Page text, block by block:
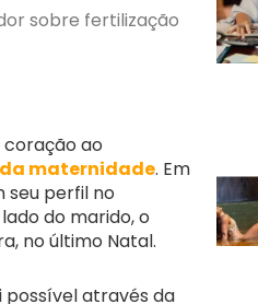
sobre fertilização
coração ao
maternidade. Em
seu perfil no
do marido, o
no último Natal.
possível através da